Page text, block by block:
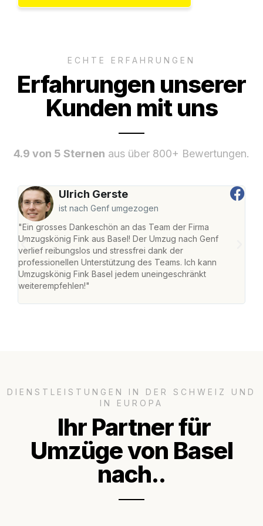
ECHTE ERFAHRUNGEN
Erfahrungen unserer
Kunden mit uns
4.9 von 5 Sternen aus über 800+ Bewertungen.
Ulrich Gerste
ist nach Genf umgezogen
"Ein grosses Dankeschön an das Team der Firma
Umzugskönig Fink aus Basel! Der Umzug nach Genf
verlief reibungslos und stressfrei dank der
professionellen Unterstützung des Teams. Ich kann
Umzugskönig Fink Basel jedem uneingeschränkt
weiterempfehlen!"
DIENSTLEISTUNGEN IN DER SCHWEIZ UND
IN EUROPA
Ihr Partner für
Umzüge von Basel
nach..